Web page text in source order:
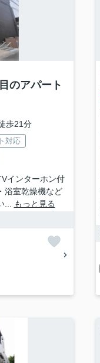
のアパート
歩21分
対応
インターホン付
浴室乾燥機など
...
もっと見る